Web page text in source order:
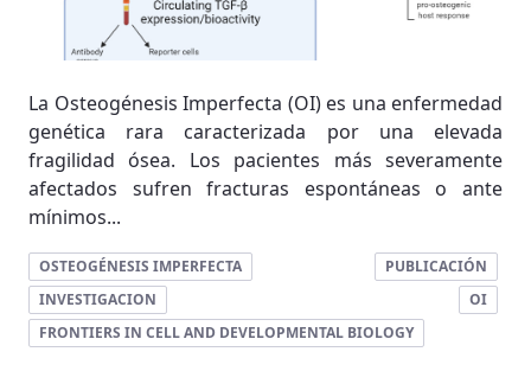
La Osteogénesis Imperfecta (OI) es una enfermedad
genética rara caracterizada por una elevada
fragilidad ósea. Los pacientes más severamente
afectados sufren fracturas espontáneas o ante
mínimos...
OSTEOGÉNESIS IMPERFECTA
PUBLICACIÓN
INVESTIGACION
OI
FRONTIERS IN CELL AND DEVELOPMENTAL BIOLOGY